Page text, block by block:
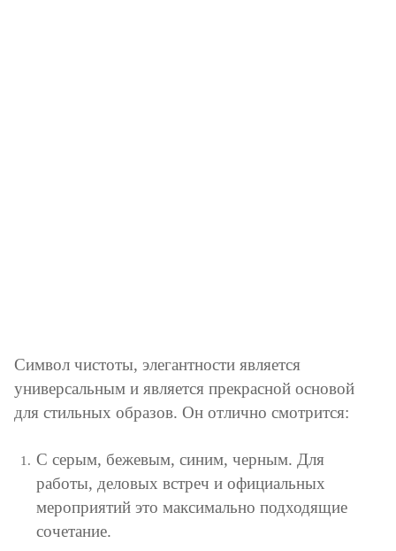
Символ чистоты, элегантности является
универсальным и является прекрасной основой
для стильных образов. Он отлично смотрится:
С серым, бежевым, синим, черным. Для
работы, деловых встреч и официальных
мероприятий это максимально подходящие
сочетание.